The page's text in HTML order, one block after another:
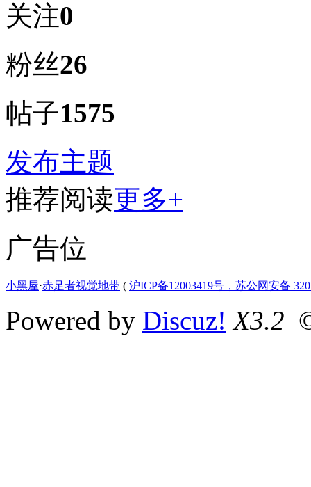
关注0
粉丝26
帖子1575
发布主题
推荐阅读更多+
广告位
小黑屋⋅赤足者视觉地带 ( 沪ICP备12003419号，苏公网安备
Powered by Discuz! X3.2